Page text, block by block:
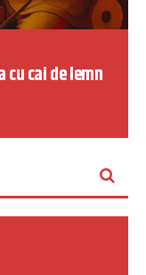
cu cai de lemn